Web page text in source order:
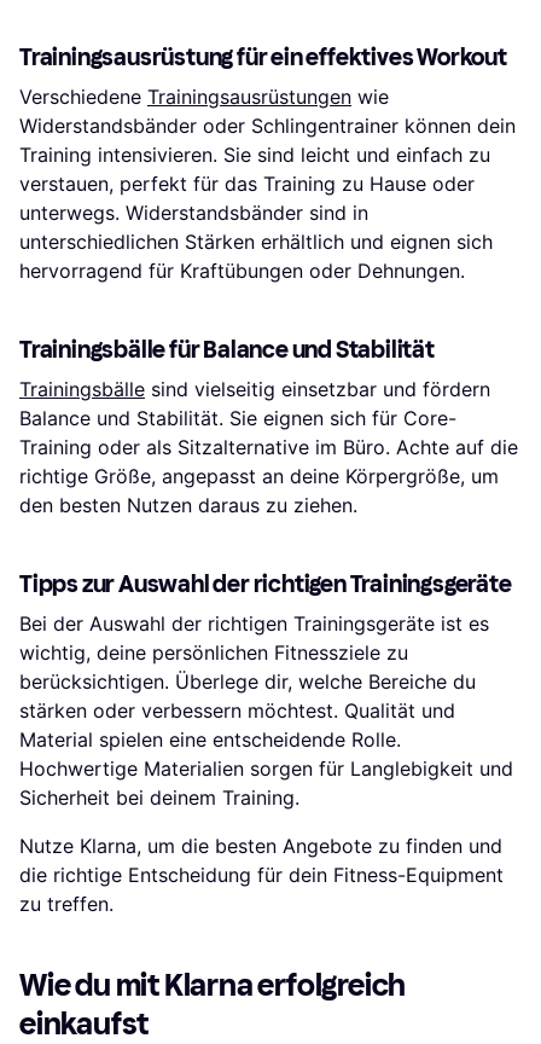
Trainingsausrüstung für ein effektives Workout
Verschiedene Trainingsausrüstungen wie
Widerstandsbänder oder Schlingentrainer können dein
Training intensivieren. Sie sind leicht und einfach zu
verstauen, perfekt für das Training zu Hause oder
unterwegs. Widerstandsbänder sind in
unterschiedlichen Stärken erhältlich und eignen sich
hervorragend für Kraftübungen oder Dehnungen.
Trainingsbälle für Balance und Stabilität
Trainingsbälle sind vielseitig einsetzbar und fördern
Balance und Stabilität. Sie eignen sich für Core-
Training oder als Sitzalternative im Büro. Achte auf die
richtige Größe, angepasst an deine Körpergröße, um
den besten Nutzen daraus zu ziehen.
Tipps zur Auswahl der richtigen Trainingsgeräte
Bei der Auswahl der richtigen Trainingsgeräte ist es
wichtig, deine persönlichen Fitnessziele zu
berücksichtigen. Überlege dir, welche Bereiche du
stärken oder verbessern möchtest. Qualität und
Material spielen eine entscheidende Rolle.
Hochwertige Materialien sorgen für Langlebigkeit und
Sicherheit bei deinem Training.
Nutze Klarna, um die besten Angebote zu finden und
die richtige Entscheidung für dein Fitness-Equipment
zu treffen.
Wie du mit Klarna erfolgreich
einkaufst